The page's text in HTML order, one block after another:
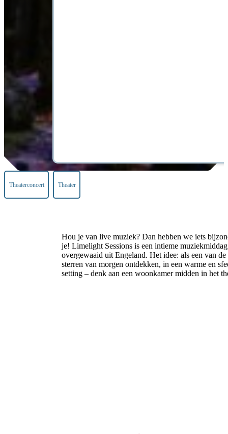
Theaterconcert Theater
Hou je van live muziek? Dan hebben we iets
je! Limelight Sessions is een intieme
overgewaaid uit Engeland. Het idee: als een van de
sterren van morgen ontdekken, in een warme en
setting – denk aan een woonkamer midden in het